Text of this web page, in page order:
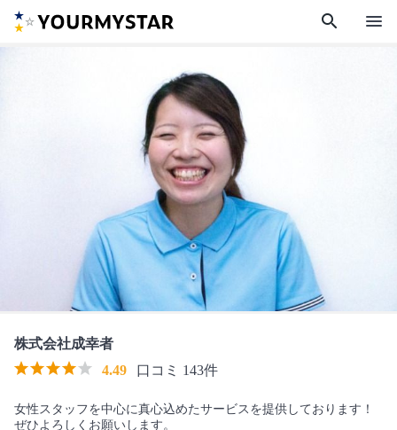
search menu
株式会社成幸者
4.49
口コミ 143件
女性スタッフを中心に真心込めたサービスを提供しております！
ぜひよろしくお願いします。